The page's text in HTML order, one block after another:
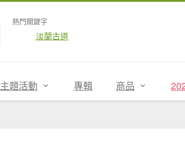
熱門關鍵字
淡蘭古道
主題活動 專輯 商品